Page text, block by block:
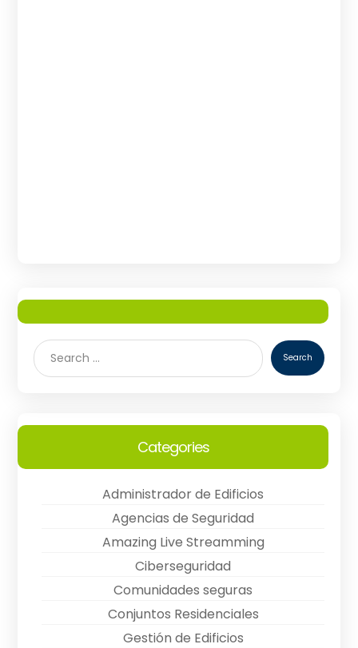
Categories
Administrador de Edificios
Agencias de Seguridad
Amazing Live Streamming
Ciberseguridad
Comunidades seguras
Conjuntos Residenciales
Gestión de Edificios